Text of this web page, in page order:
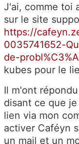
J'ai, comme toi
sur le site
https://
0035741652-
de-
kubes pour le
Il m'ont
disant ce que
lien via mon
activer Caféyn
un mail et un